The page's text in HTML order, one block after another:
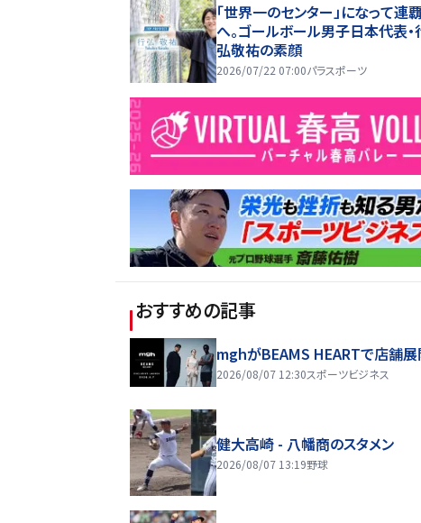
「世界一のセンター」になって連
へ。ゴールボール男子日本代表・
弘敬祐の素顔
2026/07/22 07:00パラスポーツ
おすすめの記事
mghがBEAMS HEARTで店舗展
2026/08/07 12:30スポーツビジネス
健大高崎 - 八幡商のスタメン
2026/08/07 13:19野球